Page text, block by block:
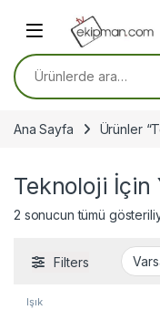
Ara:
Ana Sayfa Ürünler
Teknoloji İçin
2 sonucun tümü
Filters
Işık